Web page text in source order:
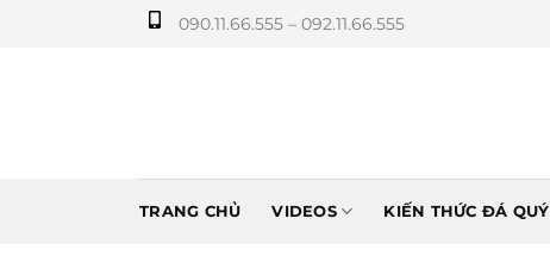
090.11.66.555 – 092.11.66.555
TRANG CHỦ VIDEOS KIẾN THỨC ĐÁ QUÝ